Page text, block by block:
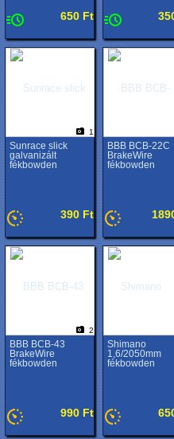
650 Ft
1
Sunrace slick
galvanizált
fékbowden
390 Ft
BBB BCB-22C
BrakeWire
fékbowden
2
BBB BCB-43
BrakeWire
fékbowden
990 Ft
Shimano
1,6/2050mm
fékbowden